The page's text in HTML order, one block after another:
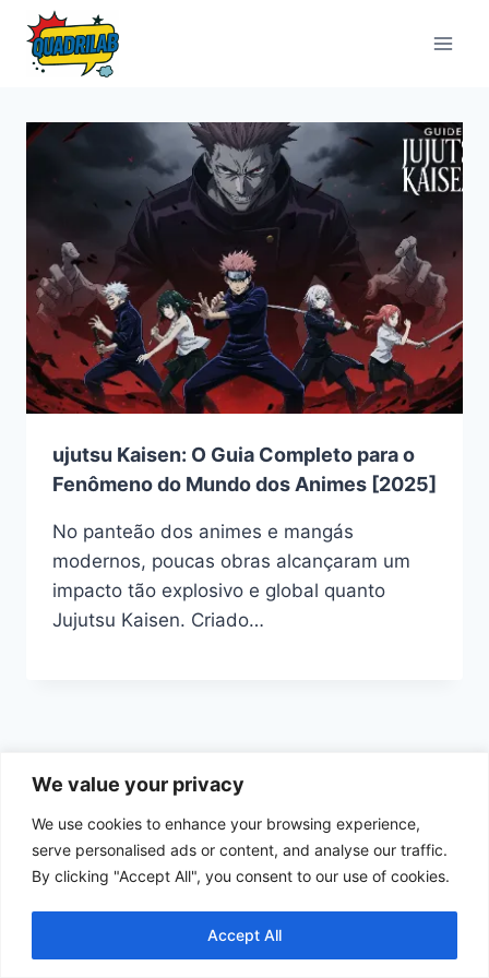
We value your privacy
We use cookies to enhance your browsing experience,
serve personalised ads or content, and analyse our traffic.
By clicking "Accept All", you consent to our use of cookies.
Accept All
Pular
para
ujutsu Kaisen: O Guia Completo para o
Fenômeno do Mundo dos Animes [2025]
No panteão dos animes e mangás
modernos, poucas obras alcançaram um
impacto tão explosivo e global quanto
Jujutsu Kaisen. Criado…
Início
Política de Cookies
Política de Privacidade
Termos e Condições de Uso